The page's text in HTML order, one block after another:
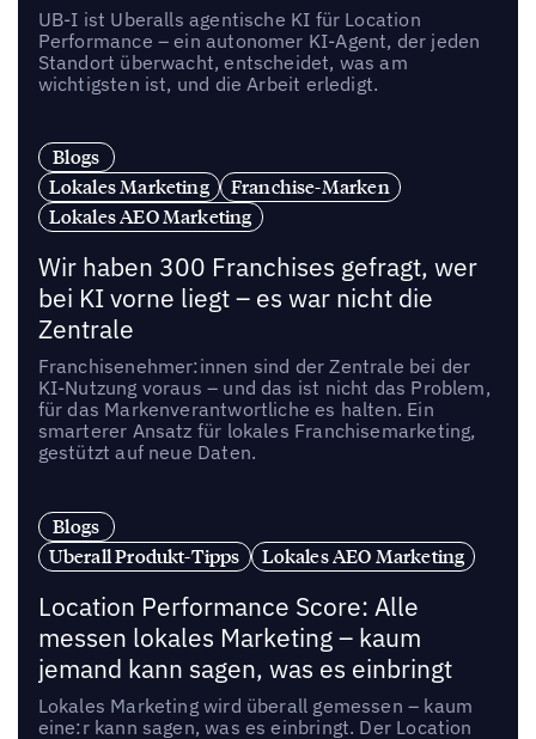
UB-I ist Uberalls agentische KI für Location
Performance – ein autonomer KI-Agent, der jeden
Standort überwacht, entscheidet, was am
wichtigsten ist, und die Arbeit erledigt.
Blogs
Lokales Marketing
Franchise-Marken
Lokales AEO Marketing
Wir haben 300 Franchises gefragt, wer
bei KI vorne liegt – es war nicht die
Zentrale
Franchisenehmer:innen sind der Zentrale bei der
KI-Nutzung voraus – und das ist nicht das Problem,
für das Markenverantwortliche es halten. Ein
smarterer Ansatz für lokales Franchisemarketing,
gestützt auf neue Daten.
Blogs
Uberall Produkt-Tipps
Lokales AEO Marketing
Location Performance Score: Alle
messen lokales Marketing – kaum
jemand kann sagen, was es einbringt
Lokales Marketing wird überall gemessen – kaum
eine:r kann sagen, was es einbringt. Der Location